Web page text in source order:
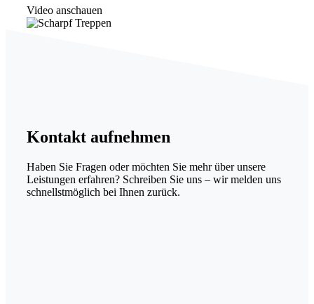
Video anschauen
Kontakt aufnehmen
Haben Sie Fragen oder möchten Sie mehr über unsere
Leistungen erfahren? Schreiben Sie uns – wir melden uns
schnellstmöglich bei Ihnen zurück.